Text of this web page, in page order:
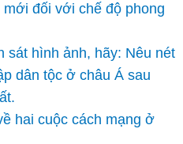
đối với chế độ phong
sát hình ảnh, hãy: Nêu nét
dân tộc ở châu Á sau
hai cuộc cách mạng ở